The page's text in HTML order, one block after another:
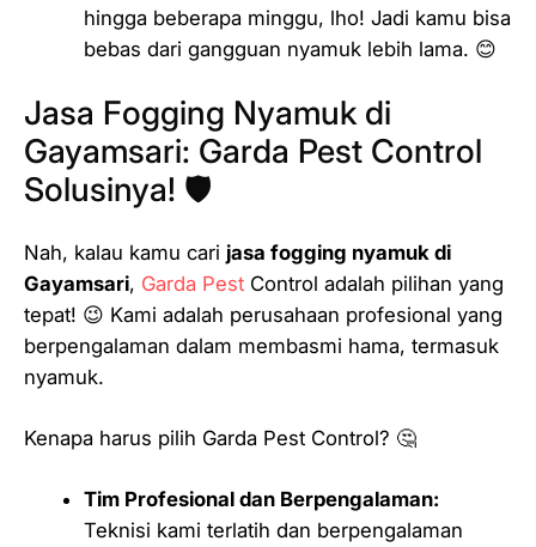
hingga beberapa minggu, lho! Jadi kamu bisa
bebas dari gangguan nyamuk lebih lama. 😊
Jasa Fogging Nyamuk di
Gayamsari: Garda Pest Control
Solusinya! 🛡️
Nah, kalau kamu cari jasa fogging nyamuk di
Gayamsari, Garda Pest Control adalah pilihan yang
tepat! 😉 Kami adalah perusahaan profesional yang
berpengalaman dalam membasmi hama, termasuk
nyamuk.
Kenapa harus pilih Garda Pest Control? 🤔
Tim Profesional dan Berpengalaman:
Teknisi kami terlatih dan berpengalaman